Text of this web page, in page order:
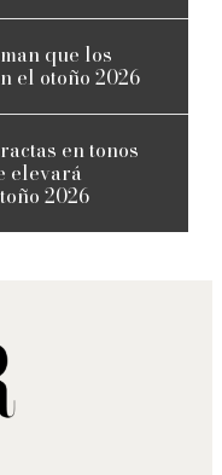
que los
el otoño 2026
en tonos
elevará
2026